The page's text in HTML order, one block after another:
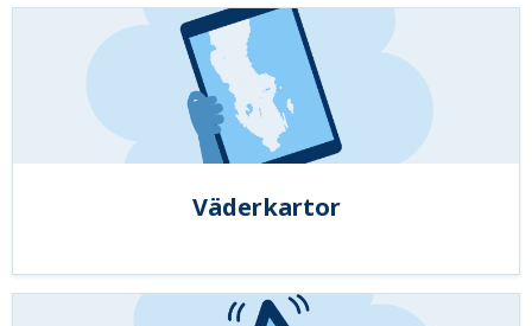
Väderkartor